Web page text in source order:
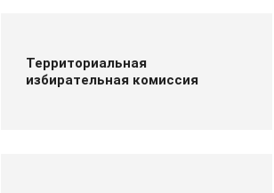
Территориальная
избирательная комиссия